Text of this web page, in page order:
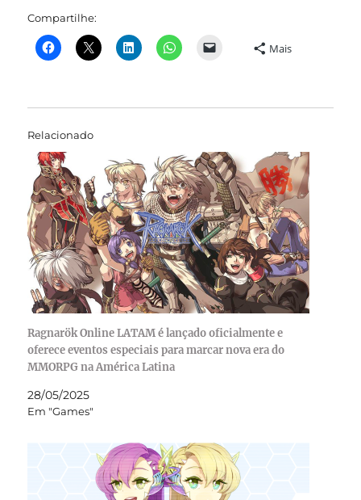
Compartilhe:
Mais
Relacionado
Ragnarök Online LATAM é lançado oficialmente e
oferece eventos especiais para marcar nova era do
MMORPG na América Latina
28/05/2025
Em "Games"